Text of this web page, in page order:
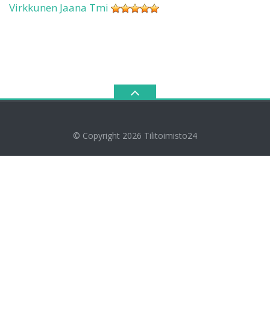
Virkkunen Jaana Tmi
© Copyright 2026 Tilitoimisto24